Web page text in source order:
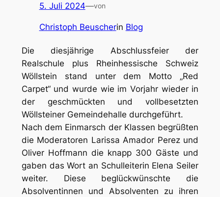
5. Juli 2024—von
Christoph Beuscherin Blog
Die diesjährige Abschlussfeier der
Realschule plus Rheinhessische Schweiz
Wöllstein stand unter dem Motto „Red
Carpet“ und wurde wie im Vorjahr wieder in
der geschmückten und vollbesetzten
Wöllsteiner Gemeindehalle durchgeführt.
Nach dem Einmarsch der Klassen begrüßten
die Moderatoren Larissa Amador Perez und
Oliver Hoffmann die knapp 300 Gäste und
gaben das Wort an Schulleiterin Elena Seiler
weiter. Diese beglückwünschte die
Absolventinnen und Absolventen zu ihren